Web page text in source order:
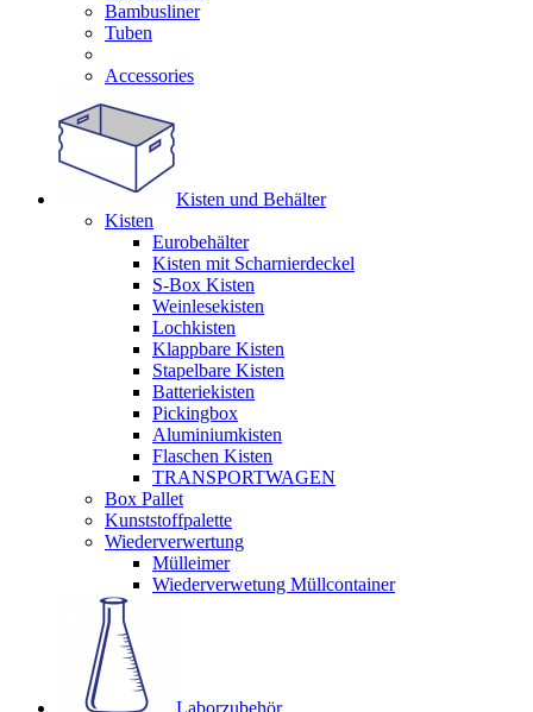
Bambusliner
Tuben
Accessories
Kisten und Behälter
Kisten
Eurobehälter
Kisten mit Scharnierdeckel
S-Box Kisten
Weinlesekisten
Lochkisten
Klappbare Kisten
Stapelbare Kisten
Batteriekisten
Pickingbox
Aluminiumkisten
Flaschen Kisten
TRANSPORTWAGEN
Box Pallet
Kunststoffpalette
Wiederverwertung
Mülleimer
Wiederverwetung Müllcontainer
Laborzubehör